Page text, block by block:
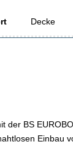
Decke
der BS
Einbau